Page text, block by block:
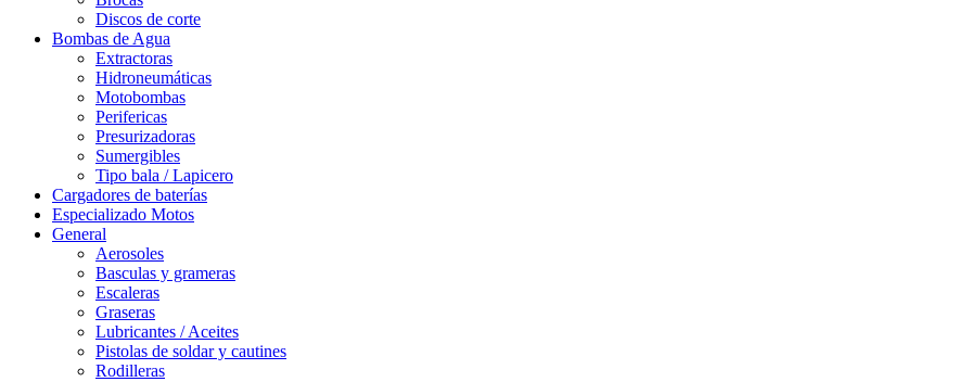
Discos de corte
Bombas de Agua
Extractoras
Hidroneumáticas
Motobombas
Perifericas
Presurizadoras
Sumergibles
Tipo bala / Lapicero
Cargadores de baterías
Especializado Motos
General
Aerosoles
Basculas y grameras
Escaleras
Graseras
Lubricantes / Aceites
Pistolas de soldar y cautines
Rodilleras